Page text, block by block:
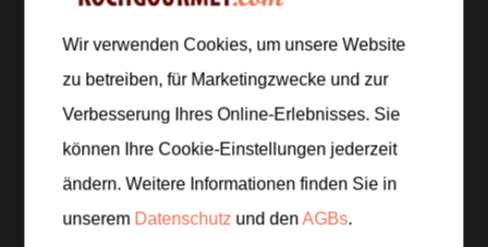
Zur Einkaufsliste hinzufügen
Zubereitung
Wir verwenden Cookies, um unsere Website
zu betreiben, für Marketingzwecke und zur
Verbesserung Ihres Online-Erlebnisses. Sie
können Ihre Cookie-Einstellungen jederzeit
ändern. Weitere Informationen finden Sie in
unserem Datenschutz und denAGBs.